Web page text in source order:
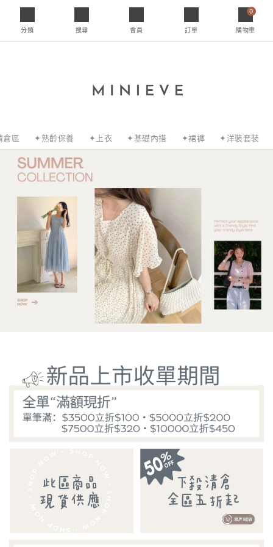
分類 搜尋 會員 訂單
0
購物車
倉區 ✦熟齡保養 ✦上衣 ✦基礎內搭 ✦裙褲 ✦洋裝套裝